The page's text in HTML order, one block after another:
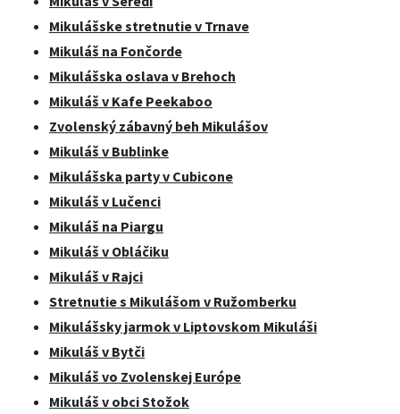
Mikulášske stretnutie v Trnave
Mikuláš na Fončorde
Mikulášska oslava v Brehoch
Mikuláš v Kafe Peekaboo
Zvolenský zábavný beh Mikulášov
Mikuláš v Bublinke
Mikulášska party v Cubicone
Mikuláš v Lučenci
Mikuláš na Piargu
Mikuláš v Obláčiku
Mikuláš v Rajci
Stretnutie s Mikulášom v Ružomberku
Mikulášsky jarmok v Liptovskom Mikuláši
Mikuláš v Bytči
Mikuláš vo Zvolenskej Európe
Mikuláš v obci Stožok